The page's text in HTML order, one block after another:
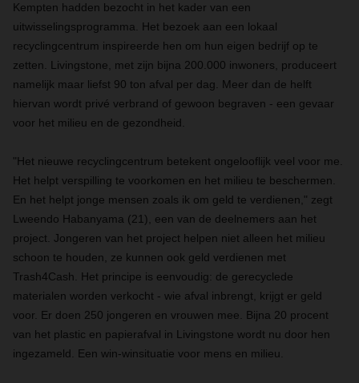
Kempten hadden bezocht in het kader van een
uitwisselingsprogramma. Het bezoek aan een lokaal
recyclingcentrum inspireerde hen om hun eigen bedrijf op te
zetten. Livingstone, met zijn bijna 200.000 inwoners, produceert
namelijk maar liefst 90 ton afval per dag. Meer dan de helft
hiervan wordt privé verbrand of gewoon begraven - een gevaar
voor het milieu en de gezondheid.
"Het nieuwe recyclingcentrum betekent ongelooflijk veel voor me.
Het helpt verspilling te voorkomen en het milieu te beschermen.
En het helpt jonge mensen zoals ik om geld te verdienen," zegt
Lweendo Habanyama (21), een van de deelnemers aan het
project. Jongeren van het project helpen niet alleen het milieu
schoon te houden, ze kunnen ook geld verdienen met
Trash4Cash. Het principe is eenvoudig: de gerecyclede
materialen worden verkocht - wie afval inbrengt, krijgt er geld
voor. Er doen 250 jongeren en vrouwen mee. Bijna 20 procent
van het plastic en papierafval in Livingstone wordt nu door hen
ingezameld. Een win-winsituatie voor mens en milieu.